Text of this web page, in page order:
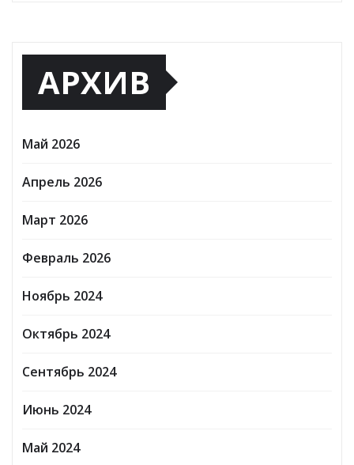
АРХИВ
Май 2026
Апрель 2026
Март 2026
Февраль 2026
Ноябрь 2024
Октябрь 2024
Сентябрь 2024
Июнь 2024
Май 2024